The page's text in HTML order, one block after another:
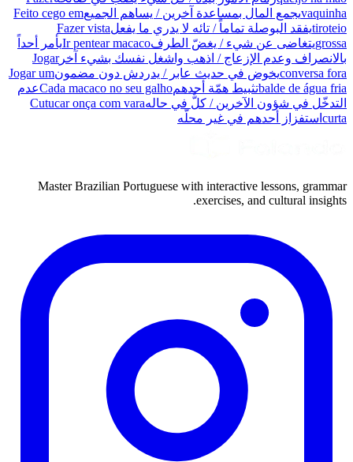
vaquinhaيجمع المال بمساعدة آخرين / يساهم الجميعFeito cego em
tiroteioيفقد البوصلة تماماً / تائه لا يدري ما يفعلFazer vista
grossaيتغاضى عن شيء / يغضّ الطرفIr pentear macacoيأمر أحداً
بالانصراف وعدم الإزعاج / اذهب واشغل نفسك بشيء آخرJogar
conversa foraيخوض في حديث عابر / يدردش دون مضمونJogar um
balde de água friaتثبيط همّة أحدهمCada macaco no seu galhoعدم
التدخّل في شؤون الآخرين / كلٌّ في حالهCutucar onça com vara
curta استفزاز أحدهم في غير محلّه
Master Brazilian Portuguese with interactive lessons, grammar
exercises, and cultural insights.